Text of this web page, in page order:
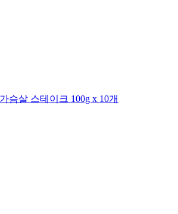
슴살 스테이크 100g x 10개